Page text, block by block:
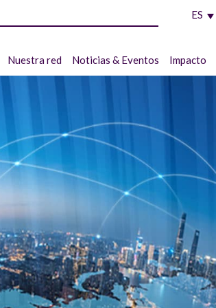
ES
Nuestra red Noticias & Eventos Impacto